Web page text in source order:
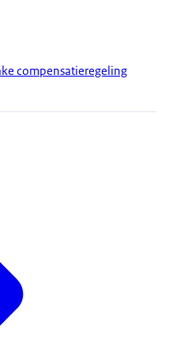
compensatieregeling